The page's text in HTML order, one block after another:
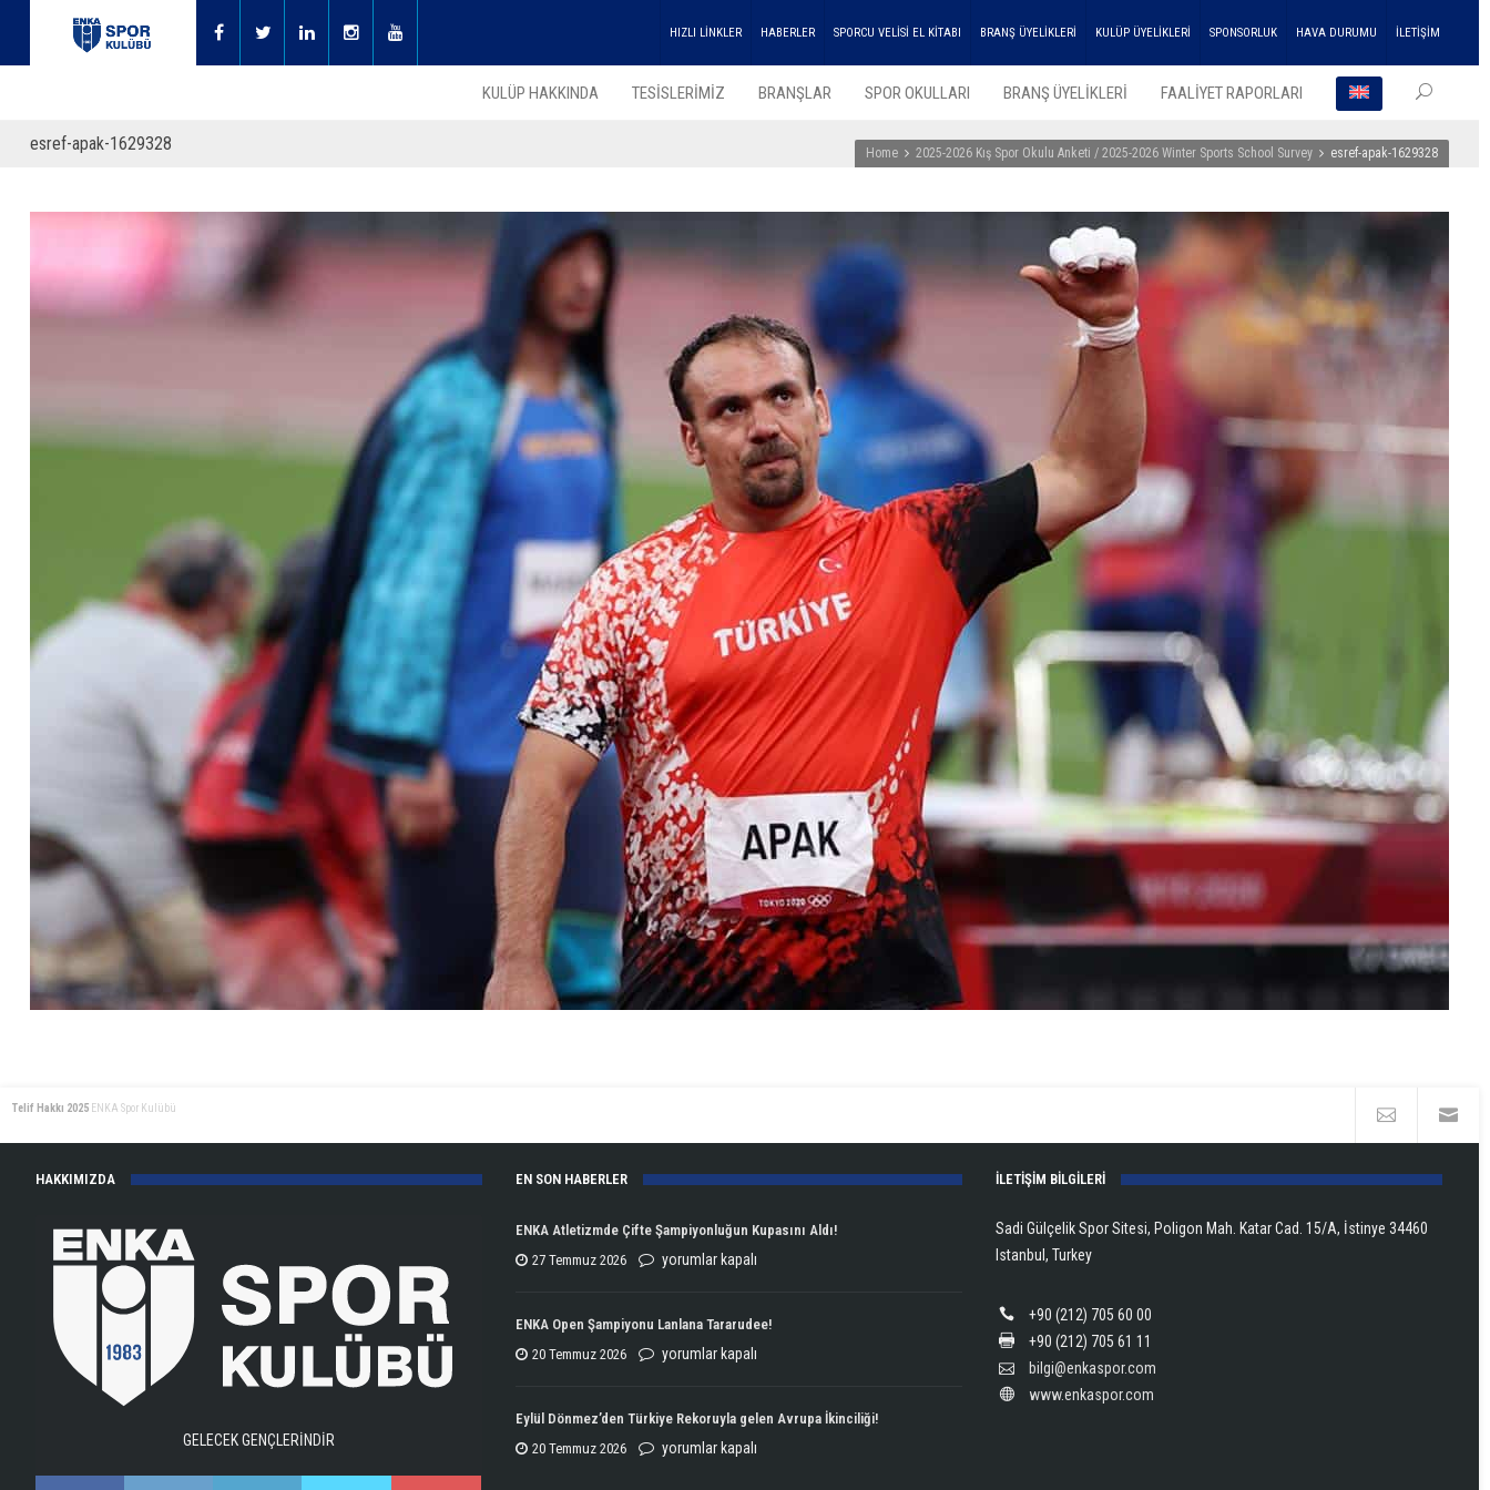
HIZLI LİNKLER HABERLER SPORCU VELİSİ EL KİTABI BRANŞ ÜYELİKLERİ KULÜP ÜYELİKLERİ SPONSORLUK HAVA DURUMU İLETİŞİM
KULÜP HAKKINDA TESİSLERİMİZ BRANŞLAR SPOR OKULLARI BRANŞ ÜYELİKLERİ FAALİYET RAPORLARI
esref-apak-1629328 Home 2025-2026 Kış Spor Okulu Anketi / 2025-2026 Winter Sports School Survey esref-apak-1629328
Telif Hakkı 2025 ENKA Spor Kulübü
HAKKIMIZDA
GELECEK GENÇLERİNDİR
EN SON HABERLER
ENKA Atletizmde Çifte Şampiyonluğun Kupasını Aldı!
27 Temmuz 2026
ENKA
Çifte
Şampiyonluğun
yorumlar kapalı
ENKA Open Şampiyonu Lanlana Tararudee!
20 Temmuz 2026
ENKA
Şampiyonu
Lanlana
yorumlar kapalı
Eylül Dönmez’den Türkiye Rekoruyla gelen Avrupa İkinciliği!
20 Temmuz 2026
Eylül
yorumlar kapalı
İLETİŞİM BİLGİLERİ
Sadi Gülçelik Spor Sitesi, Poligon Mah. Katar Cad. 15/A, İstinye 34460
Istanbul, Turkey
+90 (212) 705 60 00
+90 (212) 705 61 11
bilgi@enkaspor.com
www.enkaspor.com